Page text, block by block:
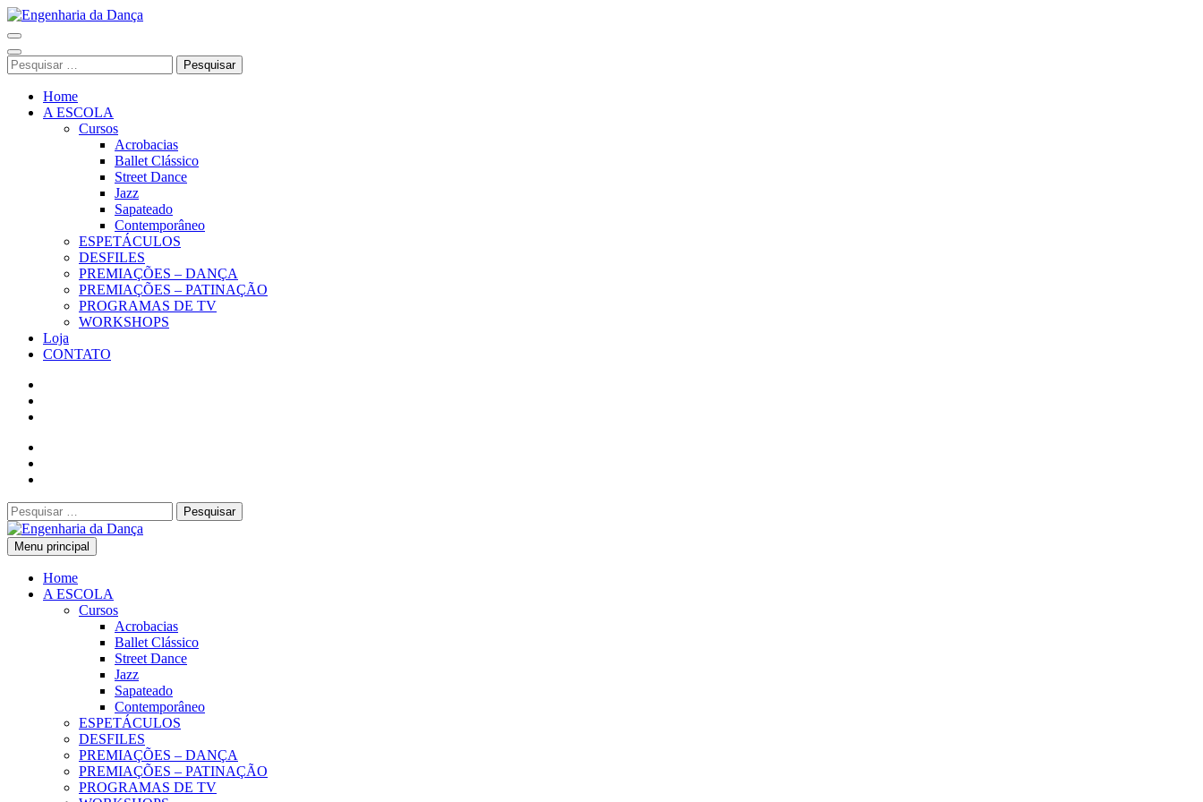
Pular
para
o
conteúdo
(Pressione
Enter)
Pesquisar
por:
Home
A ESCOLA
Cursos
Acrobacias
Ballet Clássico
Street Dance
Jazz
Sapateado
Contemporâneo
ESPETÁCULOS
DESFILES
PREMIAÇÕES – DANÇA
PREMIAÇÕES – PATINAÇÃO
PROGRAMAS DE TV
WORKSHOPS
Loja
CONTATO
Pesquisar
por:
Engenharia da Dança
Menu principal
Home
A ESCOLA
Cursos
Acrobacias
Ballet Clássico
Street Dance
Jazz
Sapateado
Contemporâneo
ESPETÁCULOS
DESFILES
PREMIAÇÕES – DANÇA
PREMIAÇÕES – PATINAÇÃO
PROGRAMAS DE TV